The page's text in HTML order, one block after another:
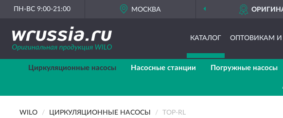
ПН-ВС 9:00-21:00 МОСКВА
КАТАЛОГ ОПТОВИКАМ
Циркуляционные насосы Насосные станции Погружные насосы
WILO ЦИРКУЛЯЦИОННЫЕ НАСОСЫ TOP-RL